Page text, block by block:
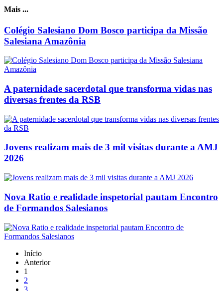
Mais ...
Colégio Salesiano Dom Bosco participa da Missão
Salesiana Amazônia
A paternidade sacerdotal que transforma vidas nas
diversas frentes da RSB
Jovens realizam mais de 3 mil visitas durante a AMJ
2026
Nova Ratio e realidade inspetorial pautam Encontro
de Formandos Salesianos
Início
Anterior
1
2
3